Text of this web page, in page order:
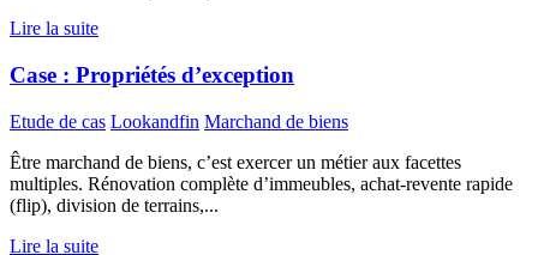
Lire la suite
Case : Propriétés d’exception
Etude de cas Lookandfin Marchand de biens
Être marchand de biens, c’est exercer un métier aux facettes
multiples. Rénovation complète d’immeubles, achat-revente rapide
(flip), division de terrains,...
Lire la suite